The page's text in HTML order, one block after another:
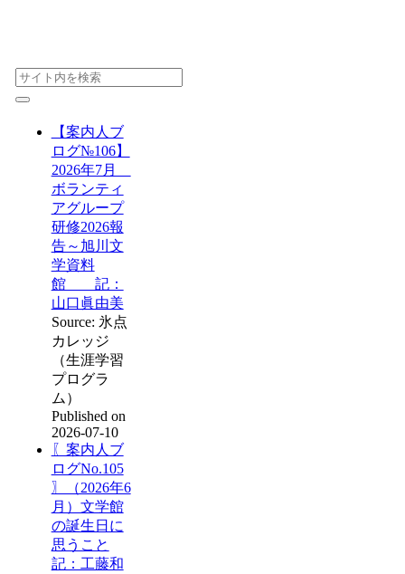
【案内人ブ
ログ№106】
2026年7月
ボランティ
アグループ
研修2026報
告～旭川文
学資料
館 記：
山口眞由美
Source: 氷点
カレッジ
（生涯学習
プログラ
ム）
Published on
2026-07-10
〖案内人ブ
ログNo.105
〗（2026年6
月）文学館
の誕生日に
思うこと
記：工藤和